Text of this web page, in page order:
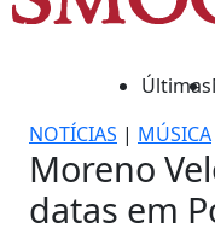
Últimas
NOTÍCIAS | MÚSICA
Moreno
datas em